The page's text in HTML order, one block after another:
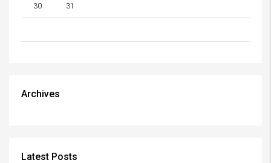
30 31
Archives
Latest Posts